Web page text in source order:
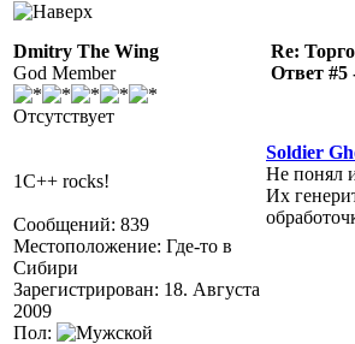
Dmitry The Wing
God Member
Отсутствует
1C++ rocks!
Сообщений: 839
Местоположение: Где-то в
Сибири
Зарегистрирован: 18. Августа
2009
Пол:
Re:
Ответ #5
Soldier
Не понял
Их